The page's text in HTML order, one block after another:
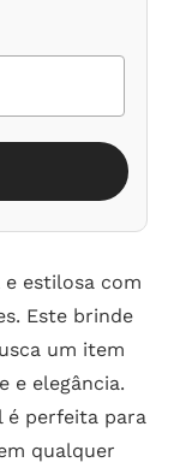
estilosa com
Este brinde
um item
e elegância.
é perfeita para
qualquer